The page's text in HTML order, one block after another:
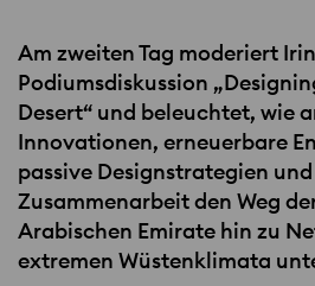
Am zweiten Tag moderiert
Podiumsdiskussion
Desert“ und beleuchtet, wie
Innovationen, erneuerbare
passive Designstrategien
Zusammenarbeit den Weg
Arabischen Emirate hin zu
extremen Wüstenklimata